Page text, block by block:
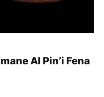
AI Pin’i Fena